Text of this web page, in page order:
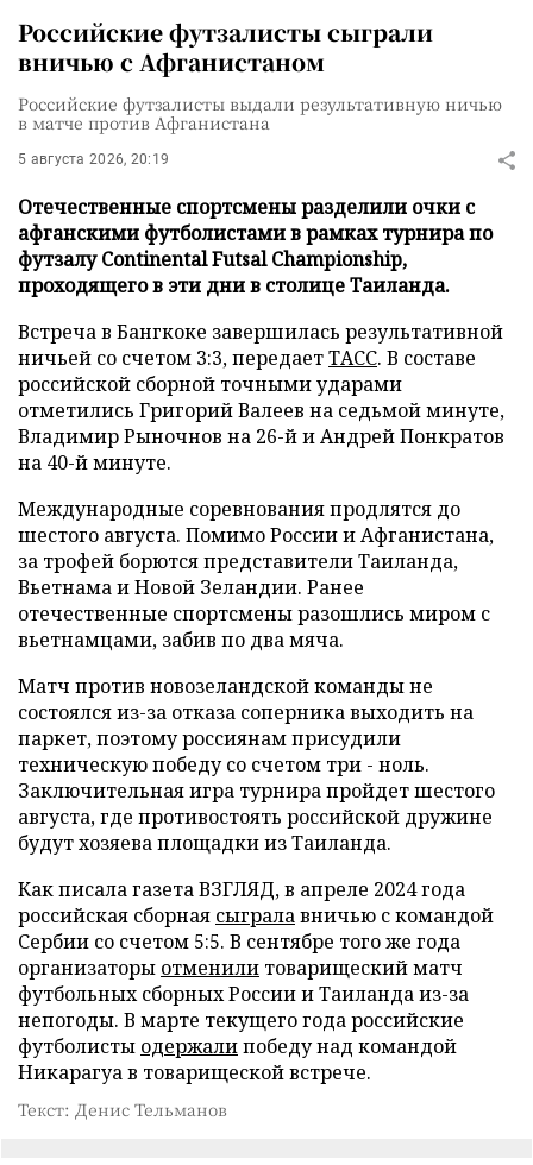
Российские футзалисты сыграли
вничью с Афганистаном
Российские футзалисты выдали результативную ничью
в матче против Афганистана
5 августа 2026, 20:19
Отечественные спортсмены разделили очки с
афганскими футболистами в рамках турнира по
футзалу Continental Futsal Championship,
проходящего в эти дни в столице Таиланда.
Встреча в Бангкоке завершилась результативной
ничьей со счетом 3:3, передаетТАСС. В составе
российской сборной точными ударами
отметились Григорий Валеев на седьмой минуте,
Владимир Рыночнов на 26-й и Андрей Понкратов
на 40-й минуте.
Международные соревнования продлятся до
шестого августа. Помимо России и Афганистана,
за трофей борются представители Таиланда,
Вьетнама и Новой Зеландии. Ранее
отечественные спортсмены разошлись миром с
вьетнамцами, забив по два мяча.
Матч против новозеландской команды не
состоялся из-за отказа соперника выходить на
паркет, поэтому россиянам присудили
техническую победу со счетом три - ноль.
Заключительная игра турнира пройдет шестого
августа, где противостоять российской дружине
будут хозяева площадки из Таиланда.
Как писала газета ВЗГЛЯД, в апреле 2024 года
российская сборная сыгралавничью с командой
Сербии со счетом 5:5. В сентябре того же года
организаторы отменили товарищеский матч
футбольных сборных России и Таиланда из-за
непогоды. В марте текущего года российские
футболисты одержалипобеду над командой
Никарагуа в товарищеской встрече.
Текст: Денис Тельманов